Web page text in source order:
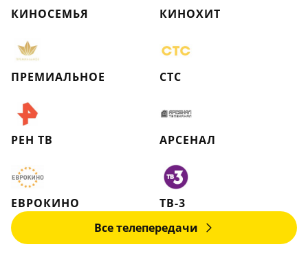
КИНОСЕМЬЯ КИНОХИТ
ПРЕМИАЛЬНОЕ СТС
РЕН ТВ АРСЕНАЛ
ЕВРОКИНО
ТВ-3
Все телепередачи